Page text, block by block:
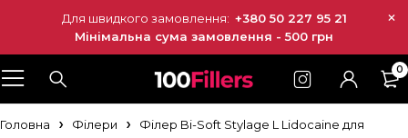
Для швидкого замовлення: +380 50 227 95 21
Мінімальна сума замовлення - 500 грн
0
Головна Філери
Філер Bi-Soft Stylage L Lidocaine для